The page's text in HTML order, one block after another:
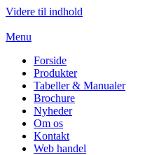
Videre til indhold
Menu
Forside
Produkter
Tabeller & Manualer
Brochure
Nyheder
Om os
Kontakt
Web handel